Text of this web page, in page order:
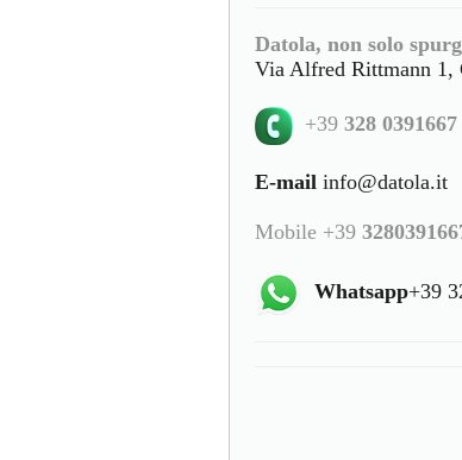
Datola, non solo
Via Alfred Rittmann 1,
+39 328 0391667
E-mail info@datola.it
Mobile +39
Whatsapp+39